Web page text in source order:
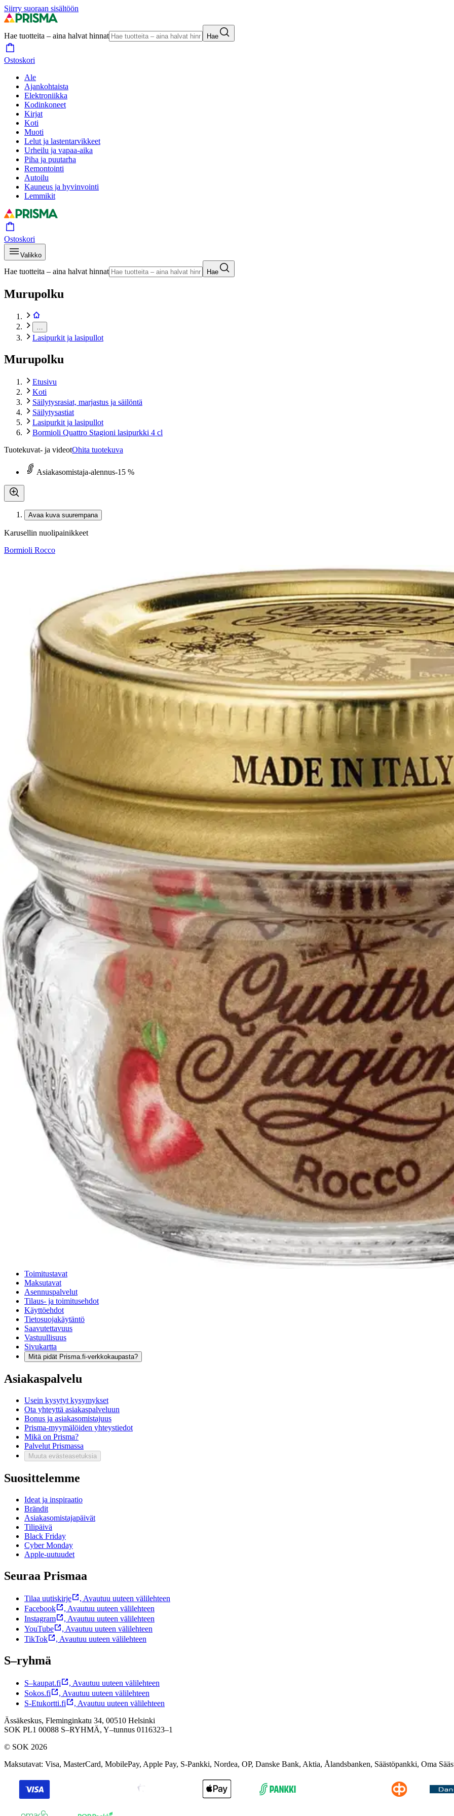
Siirry suoraan sisältöön
Hae tuotteita – aina halvat hinnat Hae
Ostoskori
Ale
Ajankohtaista
Elektroniikka
Kodinkoneet
Kirjat
Koti
Muoti
Lelut ja lastentarvikkeet
Urheilu ja vapaa-aika
Piha ja puutarha
Remontointi
Autoilu
Kauneus ja hyvinvointi
Lemmikit
Ostoskori
Valikko
Hae tuotteita – aina halvat hinnat Hae
Murupolku
Lasipurkit ja lasipullot
Murupolku
Etusivu
Koti
Säilytysrasiat, marjastus ja säilöntä
Säilytysastiat
Lasipurkit ja lasipullot
Bormioli Quattro Stagioni lasipurkki 4 cl
Tuotekuvat- ja videotOhita tuotekuva
Asiakasomistaja-alennus-15 %
Avaa kuva suurempana
Karusellin nuolipainikkeet
Bormioli Rocco
Bormioli Quattro Stagioni lasipurkki 4 cl
Asiakasomistajahinta
Hinta ilman S-Etukorttia:
1,95 €
Verkkokaupan hinta
Valitse toimitustapa
Toimitus
Kotiin tai noutopisteeseen Alk. 0 €
Ilmainen toimitus yli 100 €:n tilauksille Postin pakettiautomaattiin tai
Etu ei koske Suuri‑lisäpalvelulla toimitettavia tuotteita.
Tarkista myymäläsaatavuus
Tuotekuvaus
Kaunis hillo/marmeladi/sinappipurkki Quattro Stagioni 4 cl. Kaunis kattaa annoskokoisena hillopurkkina. Tämä pieni koko on
ja kuiva-aineiden säilytykseen. Kansi soveltuu kerran umpioimiseen jotta taataan alipaineen onnistuminen. Kansi toimii umpioimisen jälkeen
olla jännitettä, vältä siis suuria lämpötilaeroja. Kaadettuasi kuumaa hilloa steriloituihin kuumiin tölkkeihin, täytä piripintaan ja sulje steriloitu
Jäähtyessään kansi napsahtaa ilmatiiviisti kiinni. Tiiviisti säilötty hillo säilyy hyvin suljetussa purkissa kuukausia, jopa vuosia. Tavallisesta
valmistetut säilyvät myös huoneenlämmössä. Quattro Stagioni purkkeihin ja pulloihin saatavana myös irtokansia. Tölkki on
Näytä lisää
Ominaisuudet
Oletko tyytyväinen tuotetietoihin?
Ovatko tuotetiedot riittävät? Jos tuotetiedoissa on puutteita tai niitä voisi muuten parantaa, anna palautetta.
Anna palautetta,Avautuu uuteen välilehteen
Ilmainen palautus 30 päivää.*
Nouto myymälästä ilman toimituskuluja.
Asiakasomistajalle Bonusta jopa 5 %.*
Verkkokauppa
Toimitustavat
Maksutavat
Asennuspalvelut
Tilaus- ja toimitusehdot
Käyttöehdot
Tietosuojakäytäntö
Saavutettavuus
Vastuullisuus
Sivukartta
Mitä pidät Prisma.fi-verkkokaupasta?
Asiakaspalvelu
Usein kysytyt kysymykset
Ota yhteyttä asiakaspalveluun
Bonus ja asiakasomistajuus
Prisma-myymälöiden yhteystiedot
Mikä on Prisma?
Palvelut Prismassa
Muuta evästeasetuksia
Suosittelemme
Ideat ja inspiraatio
Brändit
Asiakasomistajapäivät
Tilipäivä
Black Friday
Cyber Monday
Apple-uutuudet
Seuraa Prismaa
Tilaa uutiskirje , Avautuu uuteen välilehteen
Facebook
, Avautuu uuteen välilehteen
Instagram
, Avautuu uuteen välilehteen
YouTube
, Avautuu uuteen välilehteen
TikTok
, Avautuu uuteen välilehteen
S–ryhmä
S–kaupat.fi , Avautuu uuteen välilehteen
Sokos.fi
, Avautuu uuteen välilehteen
S-Etukortti.fi
, Avautuu uuteen välilehteen
Ässäkeskus, Fleminginkatu 34, 00510 Helsinki
SOK PL1 00088 S–RYHMÄ, Y–tunnus 0116323–1
© SOK 2026
Maksutavat: Visa, MasterCard, MobilePay, Apple Pay, S-Pankki, Nordea, OP, Danske Bank, Aktia, Ålandsbanken, Säästöpankki, Oma